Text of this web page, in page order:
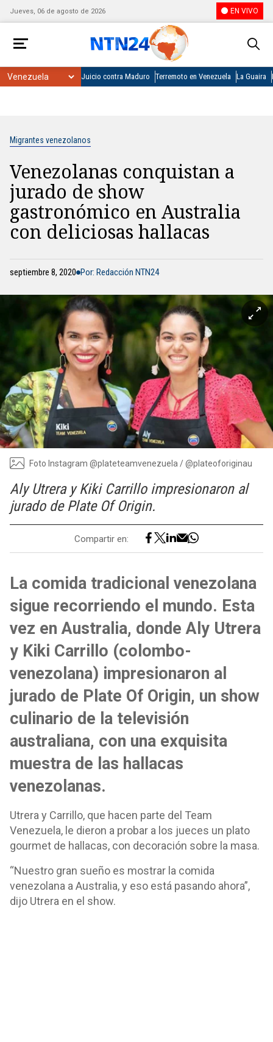
Jueves, 06 de agosto de 2026 EN VIVO
Juicio contra Maduro Terremoto en Venezuela La Guaira
Migrantes venezolanos
Venezolanas conquistan a
jurado de show
gastronómico en Australia
con deliciosas hallacas
septiembre 8, 2020 Por: Redacción NTN24
Foto Instagram @plateteamvenezuela / @plateoforiginau
Aly Utrera y Kiki Carrillo impresionaron al
jurado de Plate Of Origin.
Compartir en:
La comida tradicional venezolana
sigue recorriendo el mundo. Esta
vez en Australia, donde Aly Utrera
y Kiki Carrillo (colombo-
venezolana) impresionaron al
jurado de Plate Of Origin, un show
culinario de la televisión
australiana, con una exquisita
muestra de las hallacas
venezolanas.
Utrera y Carrillo, que hacen parte del Team
Venezuela, le dieron a probar a los jueces un plato
gourmet de hallacas, con decoración sobre la masa.
“Nuestro gran sueño es mostrar la comida
venezolana a Australia, y eso está pasando ahora”,
dijo Utrera en el show.